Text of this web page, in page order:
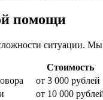
помощи
ситуации.
Стоимость
от 3 000 рублей
от 10 000